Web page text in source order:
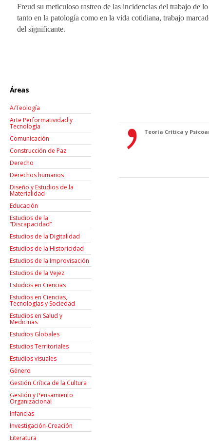
Freud su meticuloso rastreo de las incidencias del trabajo de
tanto en la patología como en la vida cotidiana, trabajo
del significante.
Áreas
A/Teología
Arte Performatividad y
Tecnología
Comunicación
Construcción de Paz
Derecho
Derechos humanos
Diseño y Estudios de la
Materialidad
Educación
Estudios de la
“Discapacidad”
Estudios de la Digitalidad
Estudios de la Historicidad
Estudios de la Improvisación
Estudios de la Vejez
Estudios en Ciencias
Estudios en Ciencias,
Tecnologías y Sociedad
Estudios en Salud y
Medicinas
Estudios Globales
Estudios Territoriales
Estudios visuales
Género
Gestión Crítica de la Cultura
Gestión y Pensamiento
Organizacional
Infancias
Investigación-Creación
Łiteratura
Teoría Crítica y